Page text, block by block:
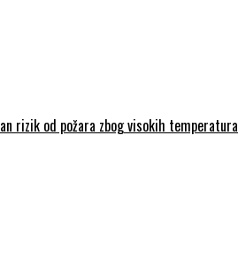
rizik od požara zbog visokih temperatura